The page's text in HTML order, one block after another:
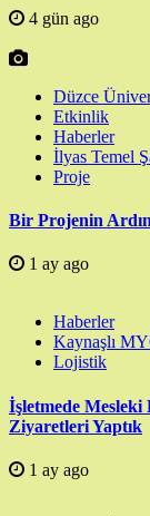
4 gün ago
Düzce
Etkinlik
Haberler
İlyas Temel
Proje
Bir Projenin
1 ay ago
Haberler
Kaynaşlı
Lojistik
İşletmede Mesleki
Ziyaretleri Yaptık
1 ay ago